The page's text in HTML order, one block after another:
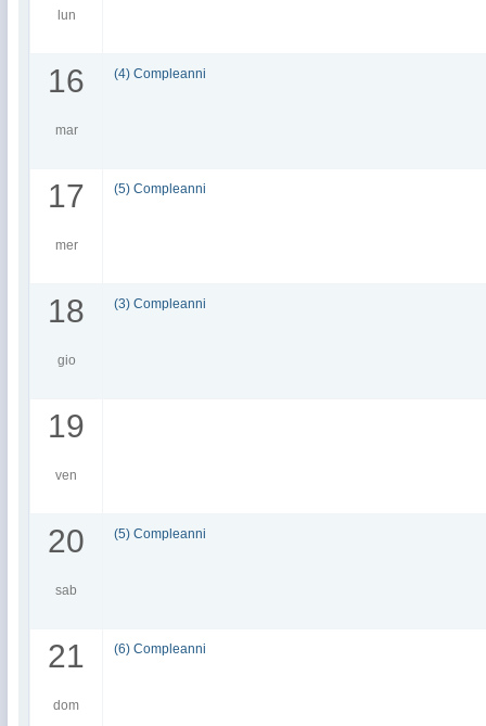
lun
16
mar
(4) Compleanni
17
mer
(5) Compleanni
18
gio
(3) Compleanni
19
ven
20
sab
(5) Compleanni
21
dom
(6) Compleanni